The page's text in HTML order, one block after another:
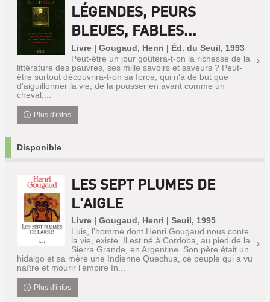
LÉGENDES, PEURS
BLEUES, FABLES...
Livre | Gougaud, Henri | Éd. du Seuil, 1993
Peut-être un jour goûtera-t-on la richesse de la
littérature des pauvres, ses mille savoirs et saveurs ? Peut-
être surtout découvrira-t-on sa force, qui n'a de but que
d'aiguillonner la vie, de la pousser en avant comme un
cheval,...
Plus d'infos
Disponible
LES SEPT PLUMES DE
L'AIGLE
Livre | Gougaud, Henri | Seuil, 1995
Luis, l'homme dont Henri Gougaud nous conte
la vie, existe. Il est né à Cordoba, au pied de la
Sierra Grande, en Argentine. Son père était un
hidalgo et sa mère une Indienne Quechua, ce peuple qui a vu
naître et mourir l'empire In...
Plus d'infos